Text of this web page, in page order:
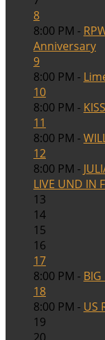
8
8:00 PM -
Anniversary
9
8:00 PM -
10
8:00 PM -
11
8:00 PM -
12
8:00 PM -
LIVE UND IN
13
14
15
16
17
8:00 PM -
18
8:00 PM - US
19